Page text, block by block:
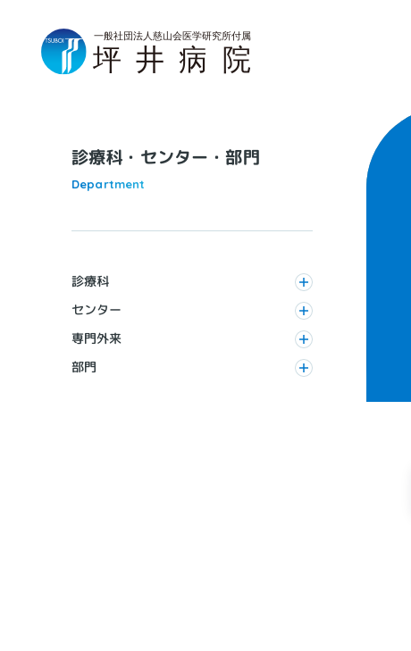
診療科・センター・部門
Department
診療科
センター
専門外来
部門